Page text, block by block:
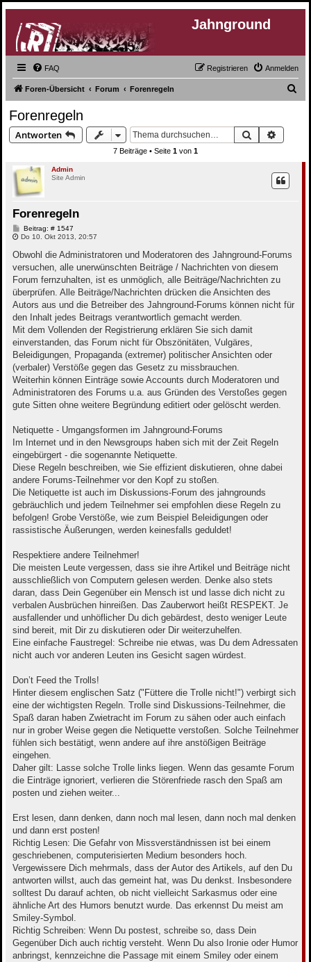
Jahnground
FAQ Anmelden
Registrieren
Foren-Übersicht Forum Forenregeln
Forenregeln
Antworten Suche
7 Beiträge • Seite 1 von 1
Admin
Site Admin
Forenregeln
Beitrag: # 1547B
e
t
a
g
Do 10. Okt 2013, 20:57
Obwohl die Administratoren und Moderatoren des Jahnground-Forums
versuchen, alle unerwünschten Beiträge / Nachrichten von diesem
Forum fernzuhalten, ist es unmöglich, alle Beiträge/Nachrichten zu
überprüfen. Alle Beiträge/Nachrichten drücken die Ansichten des
Autors aus und die Betreiber des Jahnground-Forums können nicht für
den Inhalt jedes Beitrags verantwortlich gemacht werden.
Mit dem Vollenden der Registrierung erklären Sie sich damit
einverstanden, das Forum nicht für Obszönitäten, Vulgäres,
Beleidigungen, Propaganda (extremer) politischer Ansichten oder
(verbaler) Verstöße gegen das Gesetz zu missbrauchen.
Weiterhin können Einträge sowie Accounts durch Moderatoren und
Administratoren des Forums u.a. aus Gründen des Verstoßes gegen
gute Sitten ohne weitere Begründung editiert oder gelöscht werden.
Netiquette - Umgangsformen im Jahnground-Forums
Im Internet und in den Newsgroups haben sich mit der Zeit Regeln
eingebürgert - die sogenannte Netiquette.
Diese Regeln beschreiben, wie Sie effizient diskutieren, ohne dabei
andere Forums-Teilnehmer vor den Kopf zu stoßen.
Die Netiquette ist auch im Diskussions-Forum des jahngrounds
gebräuchlich und jedem Teilnehmer sei empfohlen diese Regeln zu
befolgen! Grobe Verstöße, wie zum Beispiel Beleidigungen oder
rassistische Äußerungen, werden keinesfalls geduldet!
Respektiere andere Teilnehmer!
Die meisten Leute vergessen, dass sie ihre Artikel und Beiträge nicht
ausschließlich von Computern gelesen werden. Denke also stets
daran, dass Dein Gegenüber ein Mensch ist und lasse dich nicht zu
verbalen Ausbrüchen hinreißen. Das Zauberwort heißt RESPEKT. Je
ausfallender und unhöflicher Du dich gebärdest, desto weniger Leute
sind bereit, mit Dir zu diskutieren oder Dir weiterzuhelfen.
Eine einfache Faustregel: Schreibe nie etwas, was Du dem Adressaten
nicht auch vor anderen Leuten ins Gesicht sagen würdest.
Don’t Feed the Trolls!
Hinter diesem englischen Satz ("Füttere die Trolle nicht!") verbirgt sich
eine der wichtigsten Regeln. Trolle sind Diskussions-Teilnehmer, die
Spaß daran haben Zwietracht im Forum zu sähen oder auch einfach
nur in grober Weise gegen die Netiquette verstoßen. Solche Teilnehmer
fühlen sich bestätigt, wenn andere auf ihre anstößigen Beiträge
eingehen.
Daher gilt: Lasse solche Trolle links liegen. Wenn das gesamte Forum
die Einträge ignoriert, verlieren die Störenfriede rasch den Spaß am
posten und ziehen weiter...
Erst lesen, dann denken, dann noch mal lesen, dann noch mal denken
und dann erst posten!
Richtig Lesen: Die Gefahr von Missverständnissen ist bei einem
geschriebenen, computerisierten Medium besonders hoch.
Vergewissere Dich mehrmals, dass der Autor des Artikels, auf den Du
antworten willst, auch das gemeint hat, was Du denkst. Insbesondere
solltest Du darauf achten, ob nicht vielleicht Sarkasmus oder eine
ähnliche Art des Humors benutzt wurde. Das erkennst Du meist am
Smiley-Symbol.
Richtig Schreiben: Wenn Du postest, schreibe so, dass Dein
Gegenüber Dich auch richtig versteht. Wenn Du also Ironie oder Humor
anbringst, kennzeichne die Passage mit einem Smiley oder einem